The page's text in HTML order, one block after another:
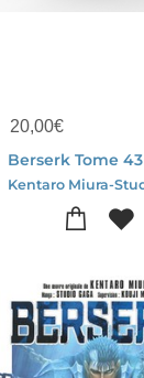
20,00€
Berserk Tome 43